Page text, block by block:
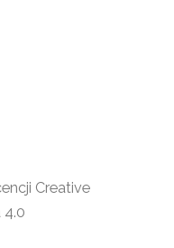
Creative
4.0